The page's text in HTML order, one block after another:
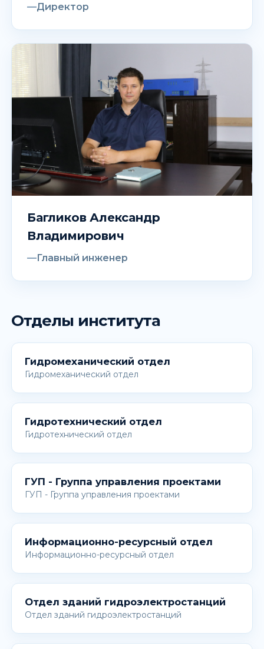
Директор
Багликов Александр
Владимирович
Главный инженер
Отделы института
Гидромеханический отдел
Гидромеханический отдел
Гидротехнический отдел
Гидротехнический отдел
ГУП - Группа управления проектами
ГУП - Группа управления проектами
Информационно-ресурсный отдел
Информационно-ресурсный отдел
Отдел зданий гидроэлектростанций
Отдел зданий гидроэлектростанций